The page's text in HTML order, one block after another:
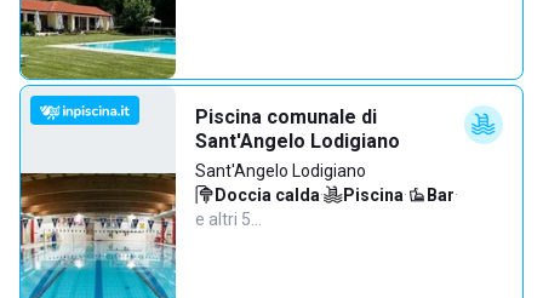
Piscina comunale di
Sant'Angelo Lodigiano
Sant'Angelo Lodigiano
Doccia calda· Piscina· Bar·
e altri 5…